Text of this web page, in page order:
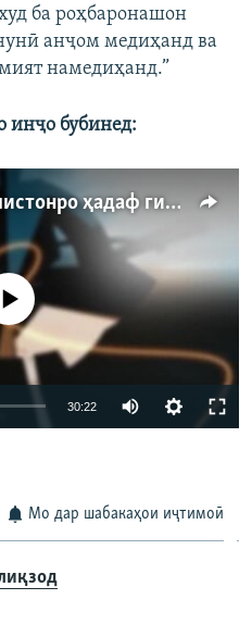
ба роҳбаронашон
анҷом медиҳанд ва
намедиҳанд.”
инҷо бубинед:
Чаро мақомот журналистонро ҳадаф гирифтаанд?
360p 480p
намекунад
30:22
480p
Мо дар шабакаҳои иҷтимоӣ